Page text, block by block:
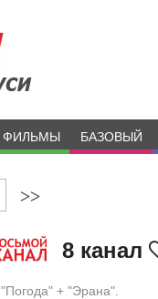
ФИЛЬМЫ БАЗОВЫЙ
>>
8 канал
"Погода" + "Эрана".